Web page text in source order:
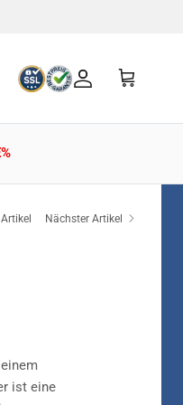
Suchen
Nächster Artikel
ist eine